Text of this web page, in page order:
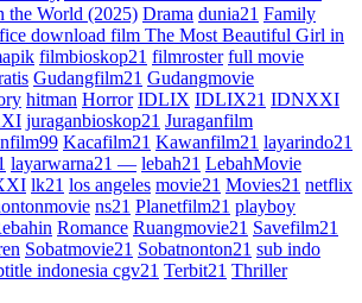
the World (2025) Drama dunia21 Family
download film The Most Beautiful Girl in
filmbioskop21 filmroster full movie
Gudangfilm21 Gudangmovie
hitman Horror IDLIX IDLIX21 IDNXXI
juraganbioskop21 Juraganfilm
Kacafilm21 Kawanfilm21 layarindo21
layarwarna21 — lebah21 LebahMovie
lk21 los angeles movie21 Movies21 netflix
ns21 Planetfilm21 playboy
Romance Ruangmovie21 Savefilm21
Sobatmovie21 Sobatnonton21 sub indo
indonesia cgv21 Terbit21 Thriller